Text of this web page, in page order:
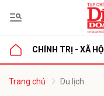
CHÍNH TRỊ - XÃ HỘI
Trang chủ Du lịch
luận